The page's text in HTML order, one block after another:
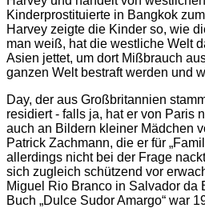
Kinderprostituierte in Bangkok
Harvey zeigte die Kinder so, wie
man weiß, hat die westliche Welt
Asien jettet, um dort Mißbrauch
ganzen Welt bestraft werden und
Day, der aus Großbritannien
residiert - falls ja, hat er von Paris
auch an Bildern kleiner Mädchen
Patrick Zachmann, die er für
allerdings nicht bei der Frage
sich zugleich schützend vor
Miguel Rio Branco in Salvador da
Buch „Dulce Sudor Amargo“ war